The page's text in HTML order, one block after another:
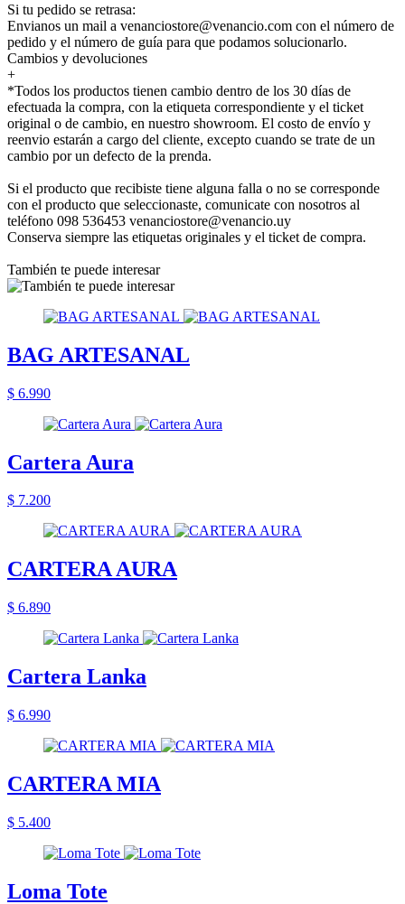
Si tu pedido se retrasa:
Envianos un mail a venanciostore@venancio.com con el número de
pedido y el número de guía para que podamos solucionarlo.
Cambios y devoluciones
+
*Todos los productos tienen cambio dentro de los 30 días de
efectuada la compra, con la etiqueta correspondiente y el ticket
original o de cambio, en nuestro showroom. El costo de envío y
reenvio estarán a cargo del cliente, excepto cuando se trate de un
cambio por un defecto de la prenda.
Si el producto que recibiste tiene alguna falla o no se corresponde
con el producto que seleccionaste, comunicate con nosotros al
teléfono 098 536453 venanciostore@venancio.uy
Conserva siempre las etiquetas originales y el ticket de compra.
También te puede interesar
BAG ARTESANAL
$ 6.990
Cartera Aura
$ 7.200
CARTERA AURA
$ 6.890
Cartera Lanka
$ 6.990
CARTERA MIA
$ 5.400
Loma Tote